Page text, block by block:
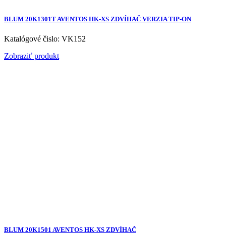
BLUM 20K1301T AVENTOS HK-XS ZDVÍHAČ VERZIA TIP-ON
Katalógové čislo: VK152
Zobraziť produkt
BLUM 20K1501 AVENTOS HK-XS ZDVÍHAČ